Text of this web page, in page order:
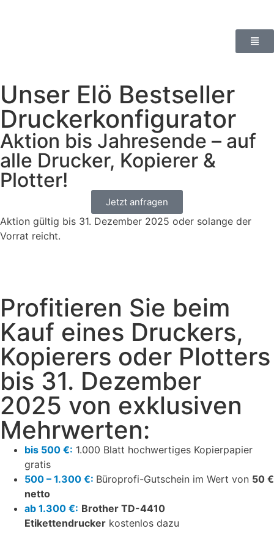
Unser Elö Bestseller
Druckerkonfigurator
Aktion bis Jahresende – auf
alle Drucker, Kopierer &
Plotter!
Jetzt anfragen
Aktion gültig bis 31. Dezember 2025 oder solange der
Vorrat reicht.
Profitieren Sie beim
Kauf eines Druckers,
Kopierers oder Plotters
bis 31. Dezember
2025 von exklusiven
Mehrwerten:
bis 500 €: 1.000 Blatt hochwertiges Kopierpapier
gratis
500 – 1.300 €: Büroprofi-Gutschein im Wert von 50 €
netto
ab 1.300 €: Brother TD-4410
Etikettendrucker kostenlos dazu